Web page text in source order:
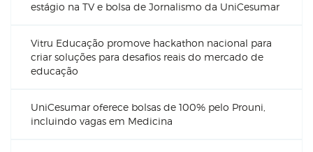
estágio na TV e bolsa de Jornalismo da UniCesumar
Vitru Educação promove hackathon nacional para
criar soluções para desafios reais do mercado de
educação
UniCesumar oferece bolsas de 100% pelo Prouni,
incluindo vagas em Medicina